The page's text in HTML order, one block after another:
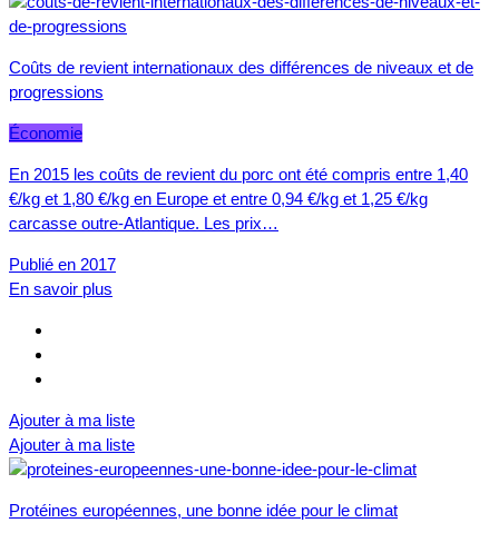
Coûts de revient internationaux des différences de niveaux et de
progressions
Économie
En 2015 les coûts de revient du porc ont été compris entre 1,40
€/kg et 1,80 €/kg en Europe et entre 0,94 €/kg et 1,25 €/kg
carcasse outre-Atlantique. Les prix…
Publié en 2017
En savoir plus
Ajouter à ma liste
Ajouter à ma liste
Protéines européennes, une bonne idée pour le climat